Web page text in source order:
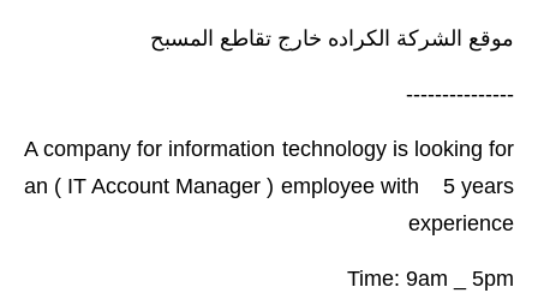
المرحلة المتوسطة
اسئلة وزارية
موقع الشركة الكراده خارج تقاطع المسبح
---------------
A company for information technology is looking for
an ( IT Account Manager ) employee with 5 years
experience
Time: 9am _ 5pm